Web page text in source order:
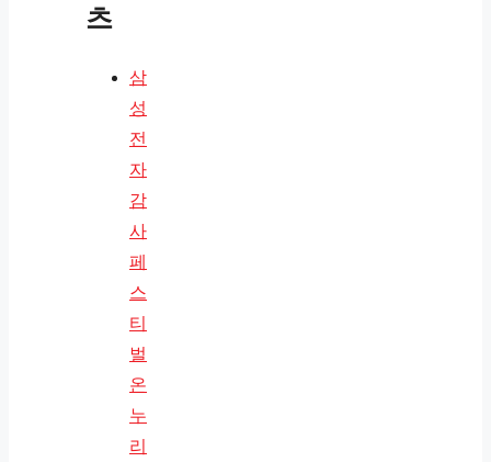
츠
삼
성
전
자
감
사
페
스
티
벌
온
누
리